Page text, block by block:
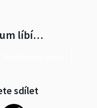
líbí…
sdílet